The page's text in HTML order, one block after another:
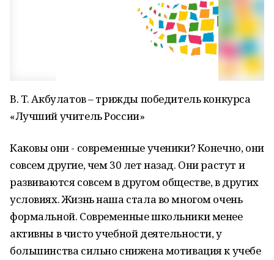
В. Т. Акбулатов – трижды победитель конкурса
«Лучший учитель России»
Каковы они - современные ученики? Конечно, они
совсем другие, чем 30 лет назад. Они растут и
развиваются совсем в другом обществе, в других
условиях. Жизнь наша стала во многом очень
формальной. Современные школьники менее
активны в чисто учебной деятельности, у
большинства сильно снижена мотивация к учебе